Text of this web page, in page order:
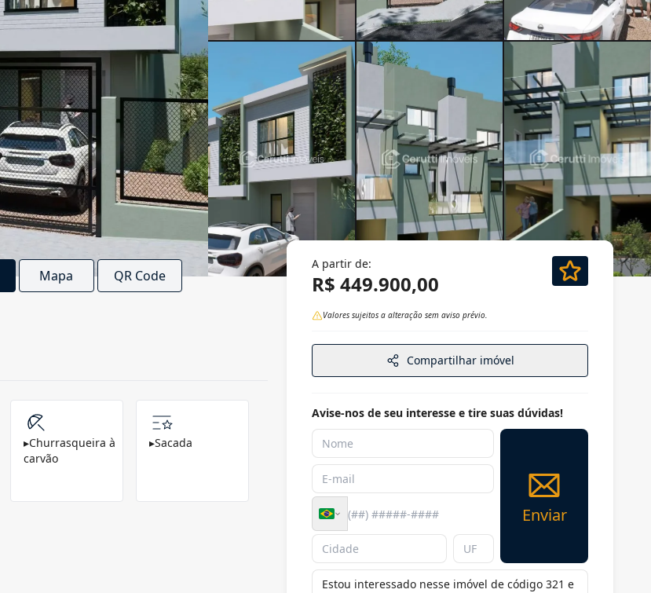
Mapa QR Code
▸Churrasqueira à
carvão
▸Sacada
A partir de:
R$ 449.900,00
Valores sujeitos a alteração sem aviso prévio.
Compartilhar imóvel
Avise-nos de seu interesse e tire suas dúvidas!
Enviar